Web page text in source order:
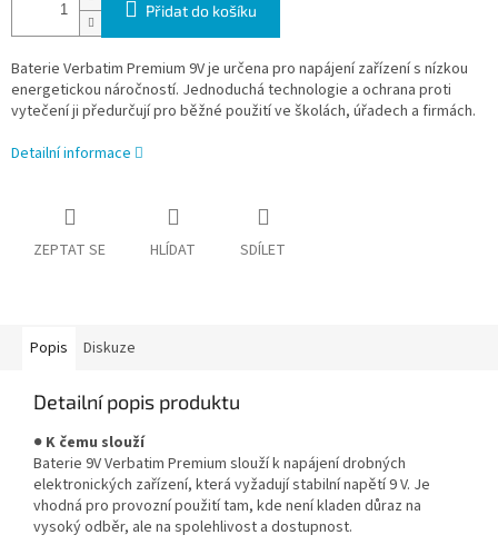
Přidat do košíku
Baterie Verbatim Premium 9V je určena pro napájení zařízení s nízkou
energetickou náročností. Jednoduchá technologie a ochrana proti
vytečení ji předurčují pro běžné použití ve školách, úřadech a firmách.
Detailní informace
ZEPTAT SE HLÍDAT SDÍLET
Popis Diskuze
Detailní popis produktu
● K čemu slouží
Baterie 9V Verbatim Premium slouží k napájení drobných
elektronických zařízení, která vyžadují stabilní napětí 9 V. Je
vhodná pro provozní použití tam, kde není kladen důraz na
vysoký odběr, ale na spolehlivost a dostupnost.